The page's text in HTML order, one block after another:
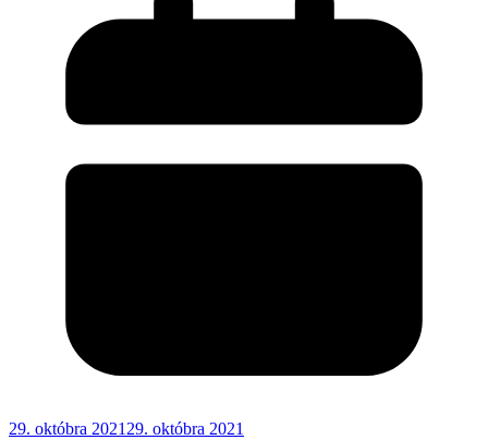
29. októbra 2021 29. októbra 2021